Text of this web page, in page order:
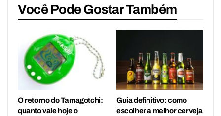
Você Pode Gostar Também
O retorno do Tamagotchi:
quanto vale hoje o
Guia definitivo: como
escolher a melhor cerveja